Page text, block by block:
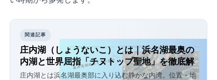
関連記事
庄内湖（しょうないこ）とは｜浜名湖最奥の
内湖と世界屈指「チヌトップ聖地」を徹底解
説
庄内湖とは浜名湖最奥部に入り込む静かな内湾。位置・地